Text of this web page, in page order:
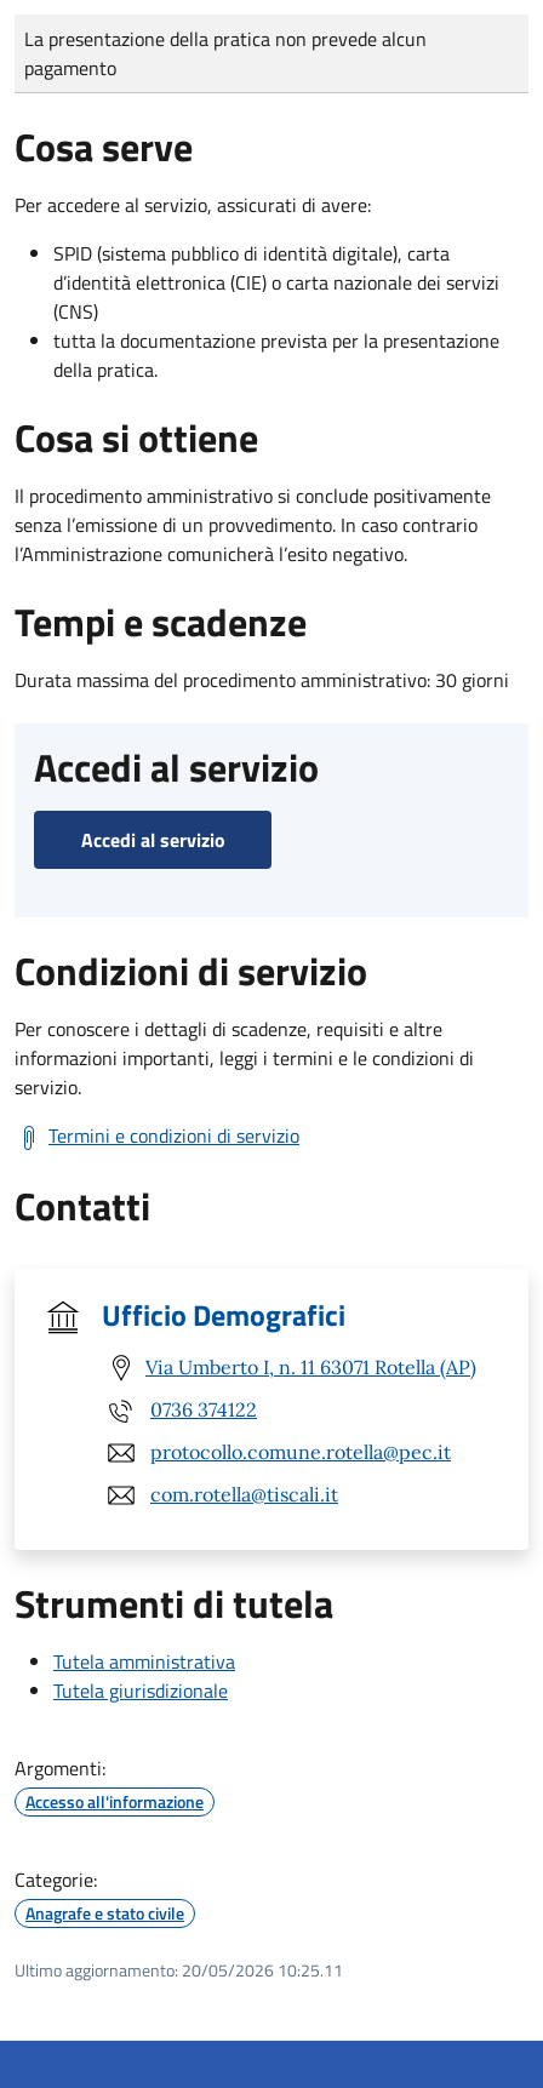
Tipo di pagamento
Importo
La presentazione della pratica non prevede alcun
pagamento
Cosa serve
Per accedere al servizio, assicurati di avere:
SPID (sistema pubblico di identità digitale), carta
d’identità elettronica (CIE) o carta nazionale dei servizi
(CNS)
tutta la documentazione prevista per la presentazione
della pratica.
Cosa si ottiene
Il procedimento amministrativo si conclude positivamente
senza l’emissione di un provvedimento. In caso contrario
l’Amministrazione comunicherà l’esito negativo.
Tempi e scadenze
Durata massima del procedimento amministrativo: 30 giorni
Accedi al servizio
Accedi al servizio
Condizioni di servizio
Per conoscere i dettagli di scadenze, requisiti e altre
informazioni importanti, leggi i termini e le condizioni di
servizio.
Termini e condizioni di servizio
Contatti
Ufficio Demografici
Via Umberto I, n. 11 63071 Rotella (AP)
0736 374122
protocollo.comune.rotella@pec.it
com.rotella@tiscali.it
Strumenti di tutela
Tutela amministrativa
Tutela giurisdizionale
Argomenti:
Accesso all'informazione
Categorie:
Anagrafe e stato civile
Ultimo aggiornamento: 20/05/2026 10:25.11